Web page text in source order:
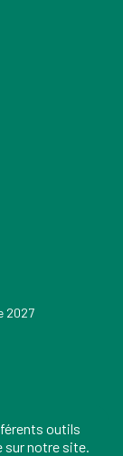
2027
outils
sur notre site.